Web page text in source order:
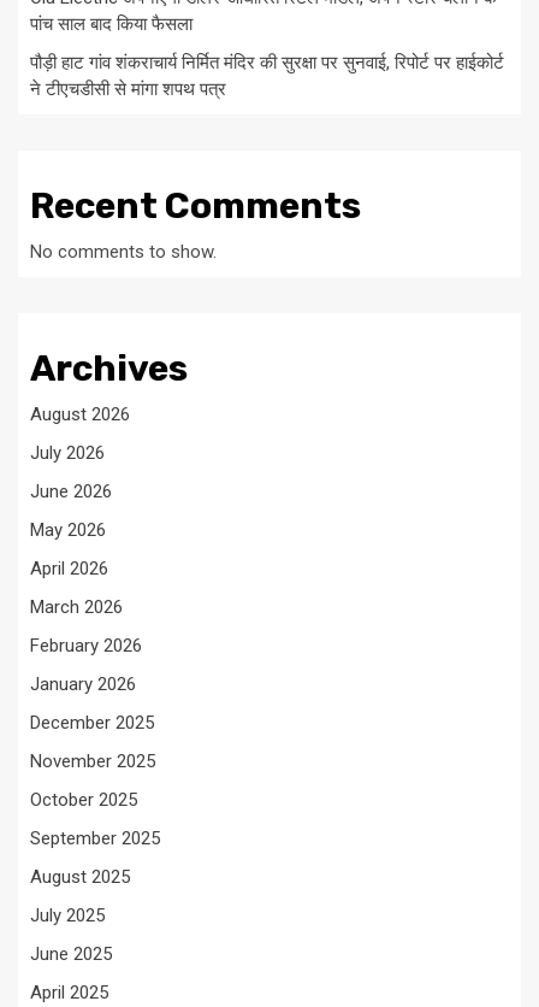
पांच साल बाद किया फैसला
पौड़ी हाट गांव शंकराचार्य निर्मित मंदिर की सुरक्षा पर सुनवाई, रिपोर्ट पर हाईकोर्ट
ने टीएचडीसी से मांगा शपथ पत्र
Recent Comments
No comments to show.
Archives
August 2026
July 2026
June 2026
May 2026
April 2026
March 2026
February 2026
January 2026
December 2025
November 2025
October 2025
September 2025
August 2025
July 2025
June 2025
April 2025